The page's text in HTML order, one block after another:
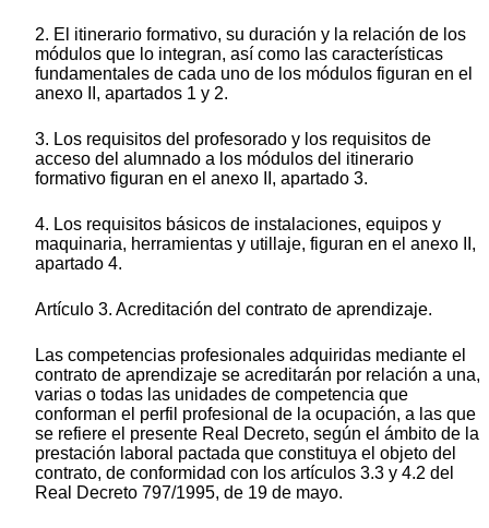
2. El itinerario formativo, su duración y la relación de los
módulos que lo integran, así como las características
fundamentales de cada uno de los módulos figuran en el
anexo II, apartados 1 y 2.
3. Los requisitos del profesorado y los requisitos de
acceso del alumnado a los módulos del itinerario
formativo figuran en el anexo II, apartado 3.
4. Los requisitos básicos de instalaciones, equipos y
maquinaria, herramientas y utillaje, figuran en el anexo II,
apartado 4.
Artículo 3. Acreditación del contrato de aprendizaje.
Las competencias profesionales adquiridas mediante el
contrato de aprendizaje se acreditarán por relación a una,
varias o todas las unidades de competencia que
conforman el perfil profesional de la ocupación, a las que
se refiere el presente Real Decreto, según el ámbito de la
prestación laboral pactada que constituya el objeto del
contrato, de conformidad con los artículos 3.3 y 4.2 del
Real Decreto 797/1995, de 19 de mayo.